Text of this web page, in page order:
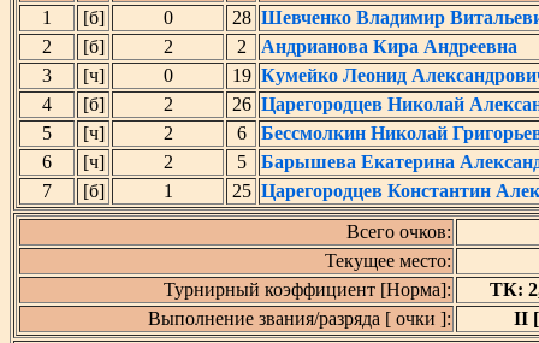
1
[б] 0 28 Шевченко Владимир
2
[б] 2 2
Андрианова Кира Андреевна
3
[ч] 0 19 Кумейко Леонид
4
[б] 2 26 Царегородцев Николай
5
[ч] 2 6
Бессмолкин Николай
6
[ч] 2 5
Барышева Екатерина
7
[б] 1 25 Царегородцев Константин
Всего очков:
Текущее место:
Турнирный коэффициент [Норма]:
ТК:
Выполнение звания/разряда [ очки ]:
II [